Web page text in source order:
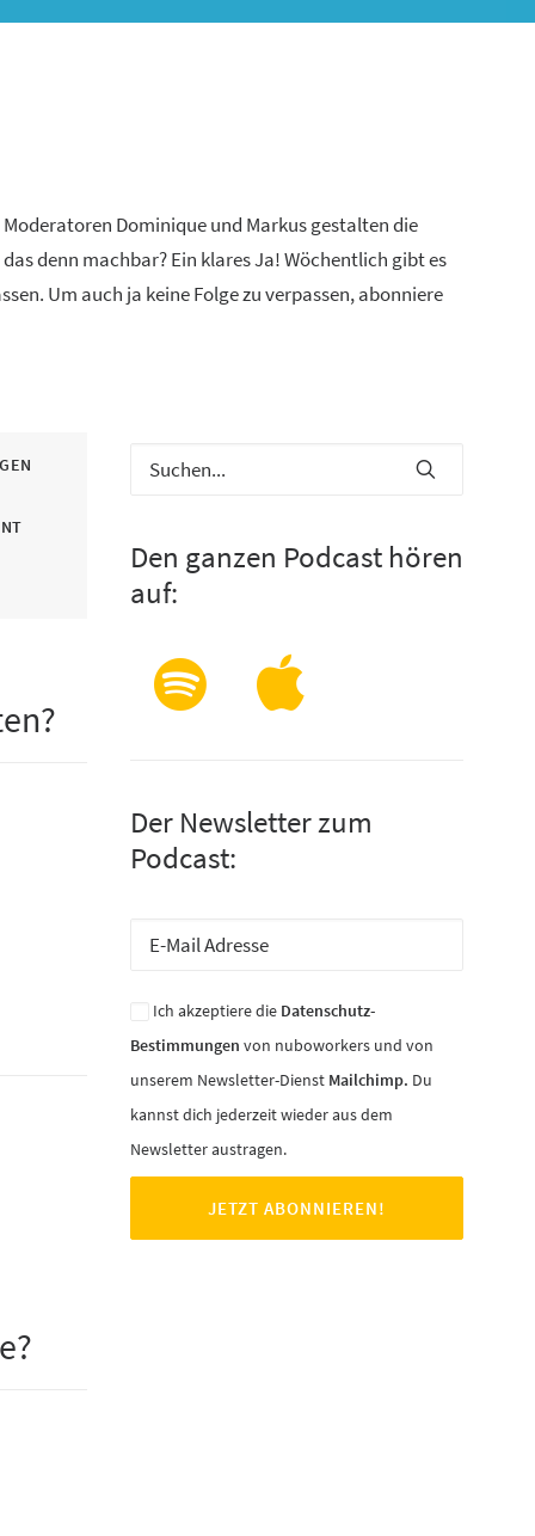
Dominique und Markus gestalten die
denn machbar? Ein klares Ja! Wöchentlich gibt es
Um auch ja keine Folge zu verpassen, abonniere
Den ganzen Podcast hören
auf:
Der Newsletter zum
Podcast:
Ich akzeptiere die Datenschutz-
Bestimmungen von nuboworkers und von
unserem Newsletter-Dienst Mailchimp. Du
kannst dich jederzeit wieder aus dem
Newsletter austragen.